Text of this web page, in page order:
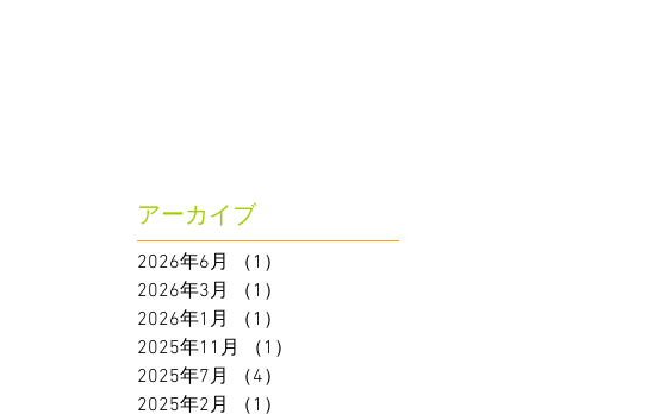
アーカイブ
2026年6月 （1）
2026年3月
（1）
2026年1月
（1）
2025年11月
（1）
2025年7月
（4）
2025年2月
（1）